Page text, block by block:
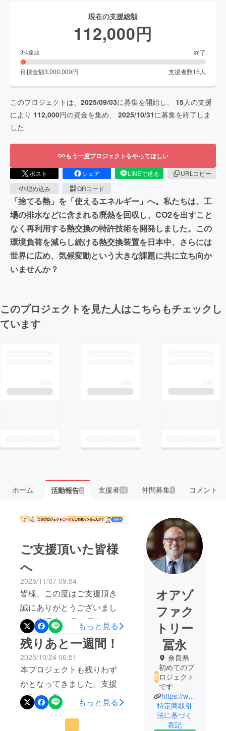
現在の支援総額
112,000円
3%達成 終了
目標金額3,000,000円 支援者数15 人
このプロジェクトは、 2025/09/03に募集を開始し、 15人の支援
により 112,000円の資金を集め、 2025/10/31に募集を終了しま
した
もう一度プロジェクトをやってほしい
ポスト シェア LINEで送る
URLコピー
埋め込み
QRコード
「捨てる熱」を「使えるエネルギー」へ。私たちは、工
場の排水などに含まれる廃熱を回収し、CO2を出すこと
なく再利用する熱交換の特許技術を開発しました。この
環境負荷を減らし続ける熱交換装置を日本中、さらには
世界に広め、気候変動という大きな課題に共に立ち向か
いませんか？
このプロジェクトを見た人はこちらもチェックし
ています
ホーム 活動報告2 支援者 15 仲間募集 1 コメント
ご支援頂いた皆様
へ
2025/11/07 09:54
皆様、この度はご支援頂き
誠にありがとうございまし
た。先週末10月31日をもち
まして、『廃熱を宝に。特
許技術の熱交換装置でCO2
を削減し続ける廃熱回収の
プロジェクト』の募集終了
となりました。支援金額は
残念ながら目標に遠く及び
ませんでしたが、それでも
もっと見る
残りあと一週間！
2025/10/24 06:51
本プロジェクトも残りわず
かとなってきました。支援
金額はご覧のとおりです
が、全く誰にも関心もって
もらえないかも？と危惧し
もっと見る
1
オアゾ
ファク
トリー
冨永
奈良県
初めてのプ
ロジェクト
です
https://www.oazofactory.com/
特定商取引
法に基づく
表記